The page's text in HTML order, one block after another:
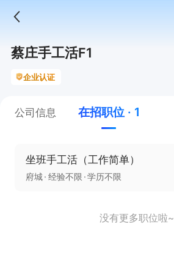
蔡庄手工活F1
企业认证
公司信息 在招职位 · 1
坐班手工活（工作简单）
府城 经验不限 学历不限
没有更多职位啦~